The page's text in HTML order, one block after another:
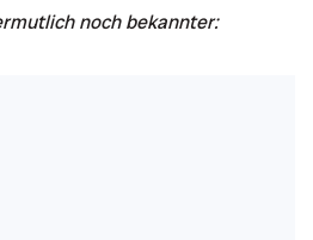
noch bekannter: